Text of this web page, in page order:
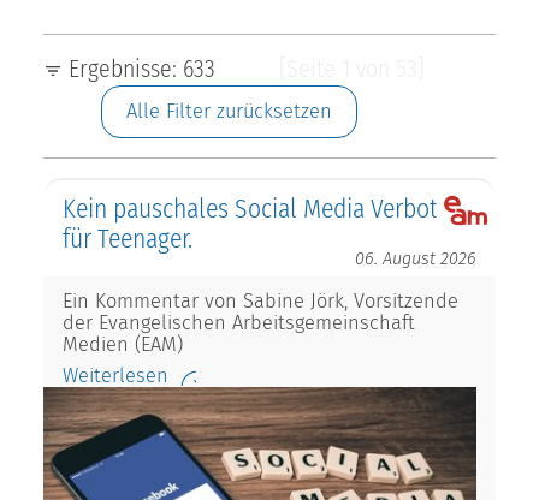
Ergebnisse: 633
Alle Filter zurücksetzen
Kein pauschales Social Media Verbot
für Teenager.
06. August 2026
Ein Kommentar von Sabine Jörk, Vorsitzende
der Evangelischen Arbeitsgemeinschaft
Medien (EAM)
Weiterlesen